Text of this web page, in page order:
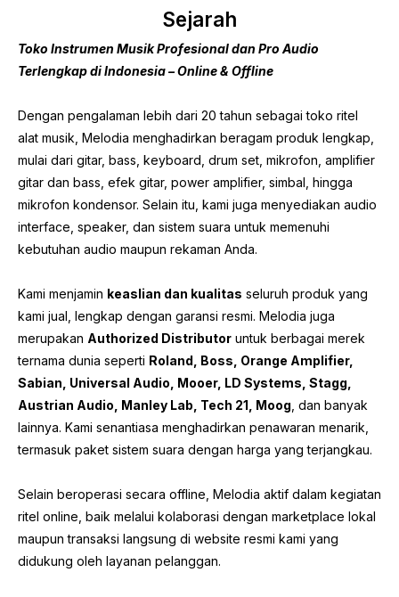
Sejarah
Toko Instrumen Musik Profesional dan Pro Audio
Terlengkap di Indonesia – Online & Offline
Dengan pengalaman lebih dari 20 tahun sebagai toko ritel
alat musik, Melodia menghadirkan beragam produk lengkap,
mulai dari gitar, bass, keyboard, drum set, mikrofon, amplifier
gitar dan bass, efek gitar, power amplifier, simbal, hingga
mikrofon kondensor. Selain itu, kami juga menyediakan audio
interface, speaker, dan sistem suara untuk memenuhi
kebutuhan audio maupun rekaman Anda.
Kami menjamin keaslian dan kualitas seluruh produk yang
kami jual, lengkap dengan garansi resmi. Melodia juga
merupakan Authorized Distributor untuk berbagai merek
ternama dunia seperti Roland, Boss, Orange Amplifier,
Sabian, Universal Audio, Mooer, LD Systems, Stagg,
Austrian Audio, Manley Lab, Tech 21, Moog , dan banyak
lainnya. Kami senantiasa menghadirkan penawaran menarik,
termasuk paket sistem suara dengan harga yang terjangkau.
Selain beroperasi secara offline, Melodia aktif dalam kegiatan
ritel online, baik melalui kolaborasi dengan marketplace lokal
maupun transaksi langsung di website resmi kami yang
didukung oleh layanan pelanggan.